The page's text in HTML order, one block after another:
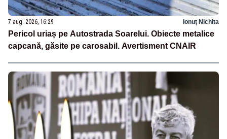
7 aug. 2026, 16:29 Ionuț Nichita
Pericol uriaș pe Autostrada Soarelui. Obiecte metalice
capcană, găsite pe carosabil. Avertisment CNAIR